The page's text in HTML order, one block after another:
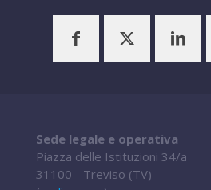
Sede legale e operativa
Piazza delle Istituzioni 34/a
31100 - Treviso (TV)